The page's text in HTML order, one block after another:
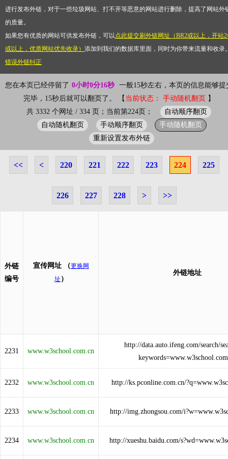
进行发布外链，对于一些垃圾网站、打不开等恶意的网站进行删除，提高了网站外
的质量。
如果您有优质的网站可供发布外链，可以点此提交刷外链网址（BR2或以上，开站
或以上，优质网站优先收录） 添加到我们的数据库里面，同时为你带来流量和收录
错误外链纠正
您在本页已经停留了 0小时0分16秒 一般15秒左右，本页的信息能够提
完毕，15秒后就可以翻页了。 【 当前状态： 手动随机翻页 】
共 3332 个网址 / 334 页；当前第224页；
自动顺序翻页
自动随机翻页
手动顺序翻页
手动随机翻页
重新设置发布外链
<< < 220 221 222 223 224 225
226 227 228 > >>
外链
编号
宣传网址 （更换网
址 ）
外链地址
2231 www.w3school.com.cn
http://data.auto.ifeng.com/search/
2232 www.w3school.com.cn http://ks.pconline.com.cn/
2233 www.w3school.com.cn http://img.zhongsou.com/
2234 www.w3school.com.cn http://xueshu.baidu.com/